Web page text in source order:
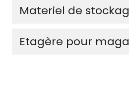
Materiel de
Etagère pour